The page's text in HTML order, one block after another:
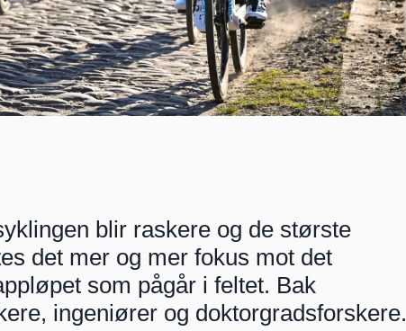
blir raskere og de største
det mer og mer fokus mot det
som pågår i feltet. Bak
ingeniører og doktorgradsforskere.